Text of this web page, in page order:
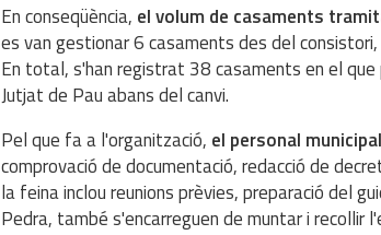
En conseqüència, el volum de casaments
es van gestionar 6 casaments des del
En total, s'han registrat 38 casaments en el
Jutjat de Pau abans del canvi.
Pel que fa a l'organització, el personal municipal
comprovació de documentació, redacció de
la feina inclou reunions prèvies, preparació del
Pedra, també s'encarreguen de muntar i recollir